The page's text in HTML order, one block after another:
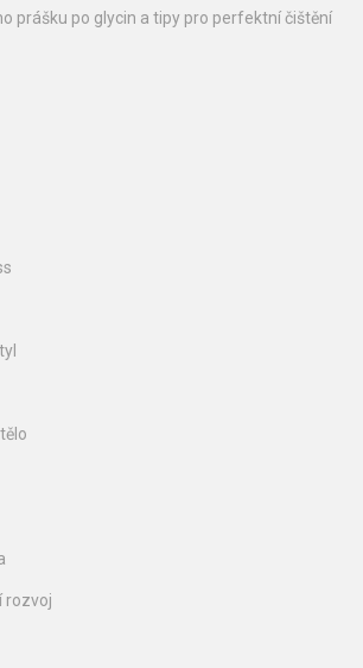
prášku po glycin a tipy pro perfektní čištění
rozvoj